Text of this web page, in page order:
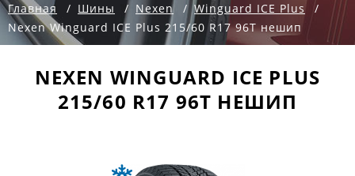
Главная Шины Nexen
Winguard ICE Plus
Nexen Winguard ICE Plus 215/60 R17 96T нешип
NEXEN WINGUARD ICE PLUS
215/60 R17 96T НЕШИП